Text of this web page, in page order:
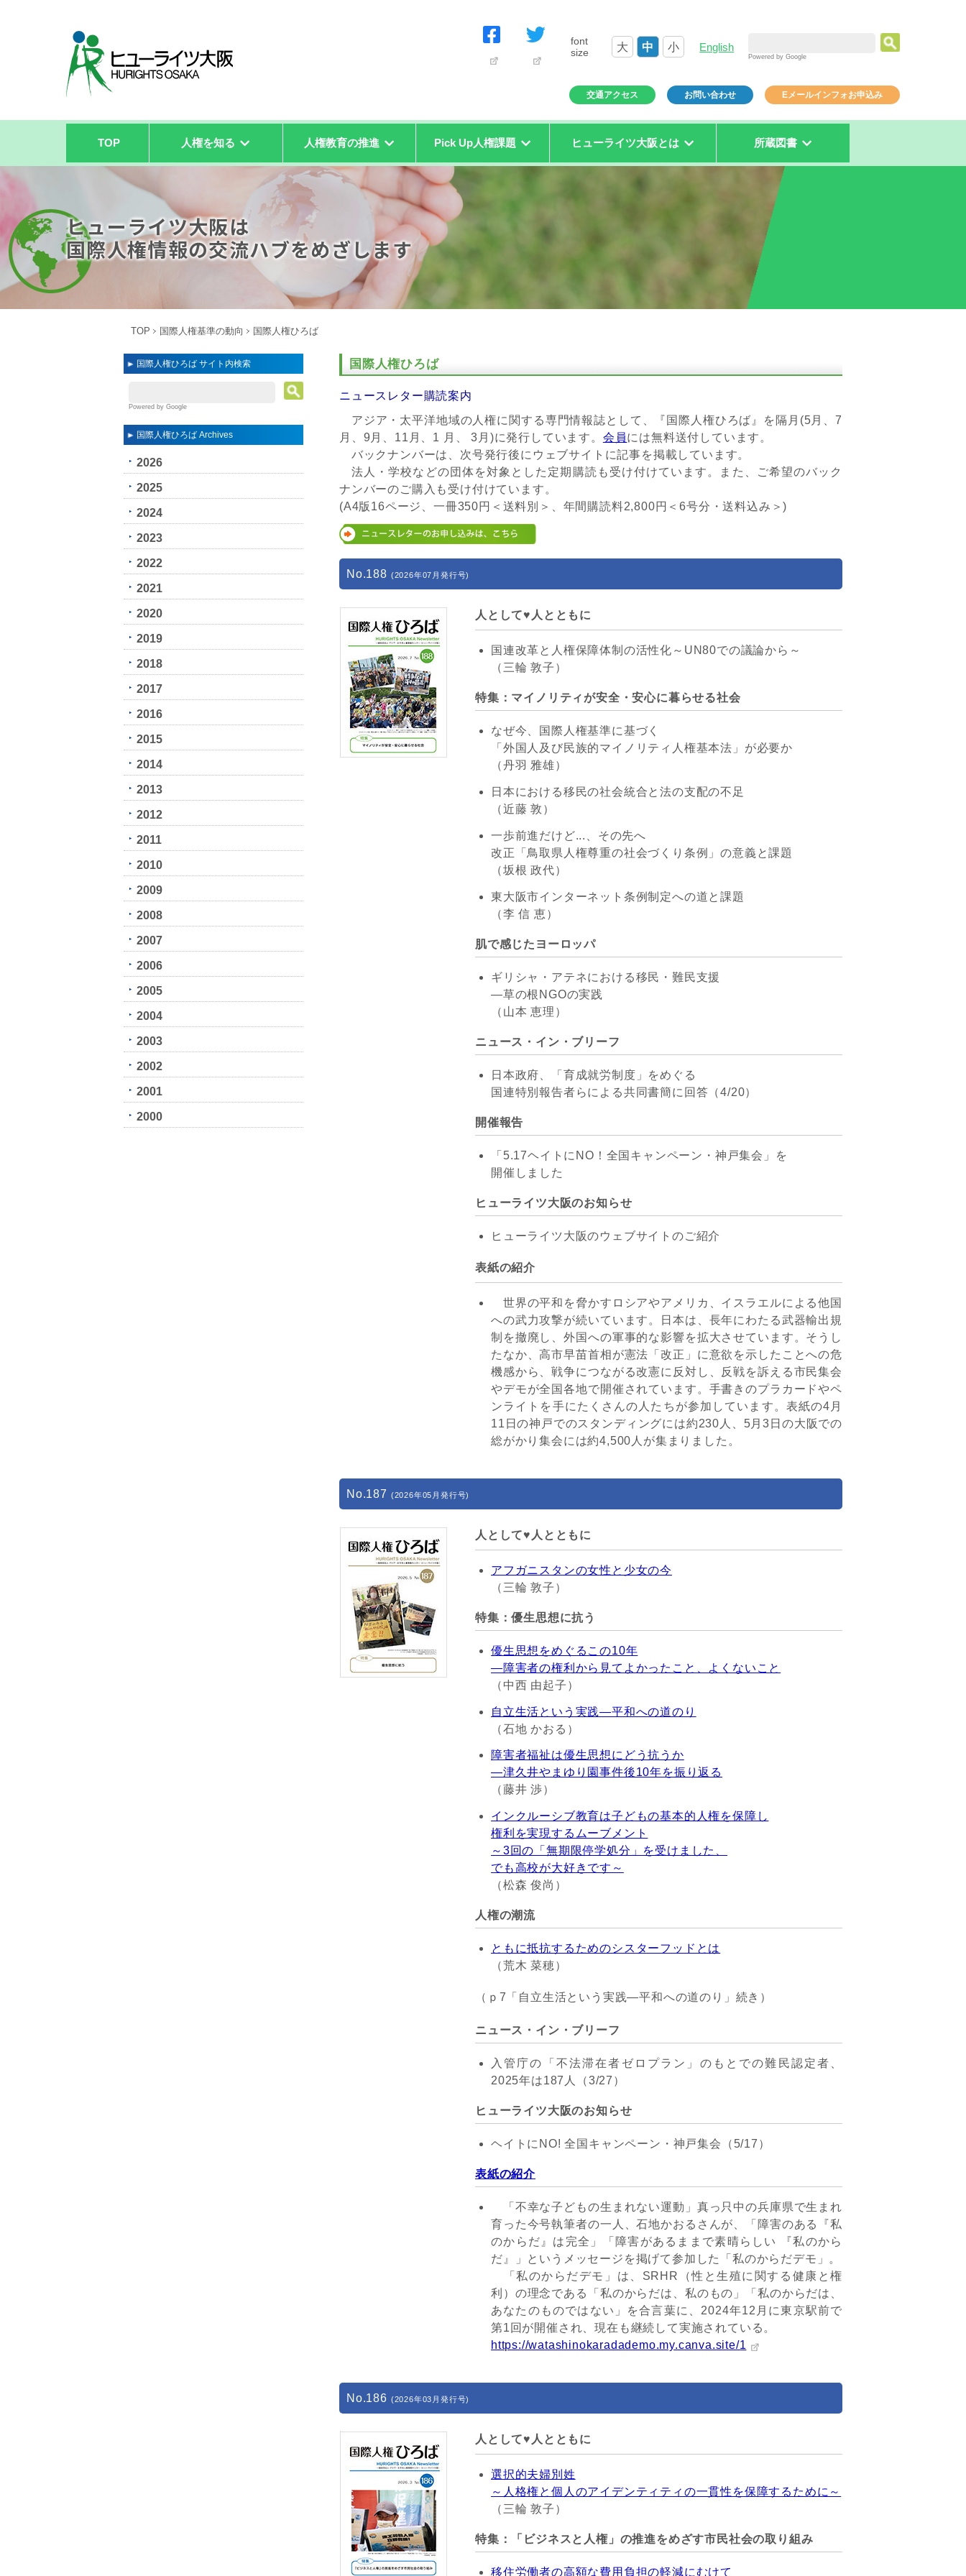
font
size
大 中 小 English
Powered by Google
交通アクセス お問い合わせ Eメールインフォお申込み
TOP 人権を知る 人権教育の推進 Pick Up人権課題 ヒューライツ大阪とは 所蔵図書
ヒューライツ大阪は
国際人権情報の交流ハブをめざします
TOP 国際人権基準の動向 国際人権ひろば
国際人権ひろば サイト内検索
Powered by Google
国際人権ひろば Archives
2026
2025
2024
2023
2022
2021
2020
2019
2018
2017
2016
2015
2014
2013
2012
2011
2010
2009
2008
2007
2006
2005
2004
2003
2002
2001
2000
国際人権ひろば
ニュースレター購読案内
アジア・太平洋地域の人権に関する専門情報誌として、『国際人権ひろば』を隔月(5月、7
月、9月、11月、1 月、 3月)に発行しています。 会員には無料送付しています。
バックナンバーは、次号発行後にウェブサイトに記事を掲載しています。
法人・学校などの団体を対象とした定期購読も受け付けています。また、ご希望のバック
ナンバーのご購入も受け付けています。
(A4版16ページ、一冊350円＜送料別＞、年間購読料2,800円＜6号分・送料込み＞)
No.188 (2026年07月発行号)
人として♥人とともに
国連改革と人権保障体制の活性化～UN80での議論から～
（三輪 敦子）
特集：マイノリティが安全・安心に暮らせる社会
なぜ今、国際人権基準に基づく
「外国人及び民族的マイノリティ人権基本法」が必要か
（丹羽 雅雄）
日本における移民の社会統合と法の支配の不足
（近藤 敦）
一歩前進だけど...、その先へ
改正「鳥取県人権尊重の社会づくり条例」の意義と課題
（坂根 政代）
東大阪市インターネット条例制定への道と課題
（李 信 恵）
肌で感じたヨーロッパ
ギリシャ・アテネにおける移民・難民支援
―草の根NGOの実践
（山本 恵理）
ニュース・イン・ブリーフ
日本政府、「育成就労制度」をめぐる
国連特別報告者らによる共同書簡に回答（4/20）
開催報告
「5.17ヘイトにNO！全国キャンペーン・神戸集会」を
開催しました
ヒューライツ大阪のお知らせ
ヒューライツ大阪のウェブサイトのご紹介
表紙の紹介
世界の平和を脅かすロシアやアメリカ、イスラエルによる他国
への武力攻撃が続いています。日本は、長年にわたる武器輸出規
制を撤廃し、外国への軍事的な影響を拡大させています。そうし
たなか、高市早苗首相が憲法「改正」に意欲を示したことへの危
機感から、戦争につながる改憲に反対し、反戦を訴える市民集会
やデモが全国各地で開催されています。手書きのプラカードやペ
ンライトを手にたくさんの人たちが参加しています。表紙の4月
11日の神戸でのスタンディングには約230人、5月3日の大阪での
総がかり集会には約4,500人が集まりました。
No.187 (2026年05月発行号)
人として♥人とともに
アフガニスタンの女性と少女の今
（三輪 敦子）
特集：優生思想に抗う
優生思想をめぐるこの10年
―障害者の権利から見てよかったこと、よくないこと
（中西 由起子）
自立生活という実践―平和への道のり
（石地 かおる）
障害者福祉は優生思想にどう抗うか
―津久井やまゆり園事件後10年を振り返る
（藤井 渉）
インクルーシブ教育は子どもの基本的人権を保障し
権利を実現するムーブメント
～3回の「無期限停学処分」を受けました、
でも高校が大好きです～
（松森 俊尚）
人権の潮流
ともに抵抗するためのシスターフッドとは
（荒木 菜穂）
（ｐ7「自立生活という実践―平和への道のり」続き）
ニュース・イン・ブリーフ
入管庁の「不法滞在者ゼロプラン」のもとでの難民認定者、
2025年は187人（3/27）
ヒューライツ大阪のお知らせ
ヘイトにNO! 全国キャンペーン・神戸集会（5/17）
表紙の紹介
「不幸な子どもの生まれない運動」真っ只中の兵庫県で生まれ
育った今号執筆者の一人、石地かおるさんが、「障害のある『私
のからだ』は完全」「障害があるままで素晴らしい 『私のから
だ』」というメッセージを掲げて参加した「私のからだデモ」。
「私のからだデモ」は、SRHR（性と生殖に関する健康と権
利）の理念である「私のからだは、私のもの」「私のからだは、
あなたのものではない」を合言葉に、2024年12月に東京駅前で
第1回が開催され、現在も継続して実施されている。
https://watashinokaradademo.my.canva.site/1
No.186 (2026年03月発行号)
人として♥人とともに
選択的夫婦別姓
～人格権と個人のアイデンティティの一貫性を保障するために～
（三輪 敦子）
特集：「ビジネスと人権」の推進をめざす市民社会の取り組み
移住労働者の高額な費用負担の軽減にむけて